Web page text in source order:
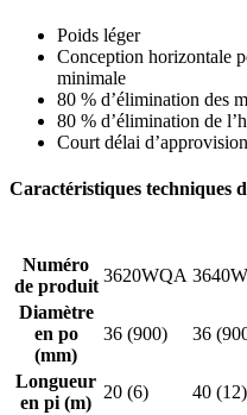
Poids léger
Conception horizontale
minimale
80 % d’élimination des
80 % d’élimination de
Court délai
Caractéristiques techniques
Numéro
de produit
3620WQA
Diamètre
en po
(mm)
36 (900) 36
Longueur
en pi (m)
20 (6) 40 (12)